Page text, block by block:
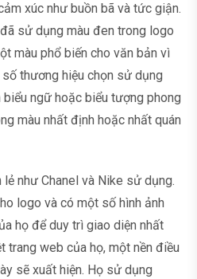
xúc như buồn bã và tức giận.
sử dụng màu đen trong logo
màu phổ biến cho văn bản vì
thương hiệu chọn sử dụng
ngữ hoặc biểu tượng phong
màu nhất định hoặc nhất quán
như Chanel và Nike sử dụng.
logo và có một số hình ảnh
họ để duy trì giao diện nhất
trang web của họ, một nền điều
sẽ xuất hiện. Họ sử dụng